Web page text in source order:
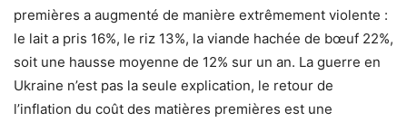
premières a augmenté de manière extrêmement violente :
le lait a pris 16%, le riz 13%, la viande hachée de bœuf 22%,
soit une hausse moyenne de 12% sur un an. La guerre en
Ukraine n’est pas la seule explication, le retour de
l’inflation du coût des matières premières est une